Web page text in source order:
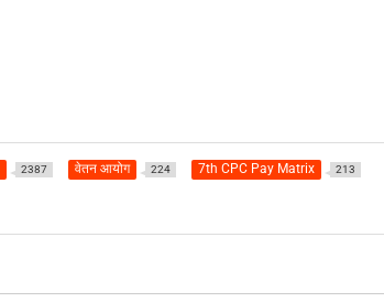
2387 वेतन आयोग 224 7th CPC Pay Matrix 213